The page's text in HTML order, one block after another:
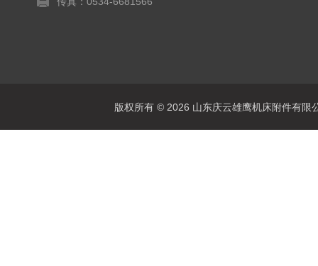
版权所有 © 2026 山东庆云雄鹰机床附件有